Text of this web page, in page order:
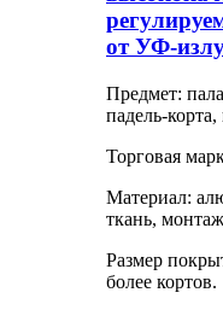
от УФ-
Предмет:
падель-
Торговая
Материал:
ткань,
Размер
более кортов.